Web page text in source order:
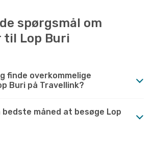
spørgsmål om
Lop Buri
finde overkommelige
Buri på Travellink?
bedste måned at besøge Lop